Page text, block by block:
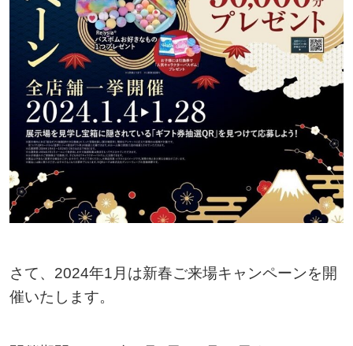
さて、2024年1月は新春ご来場キャンペーンを開
催いたします。